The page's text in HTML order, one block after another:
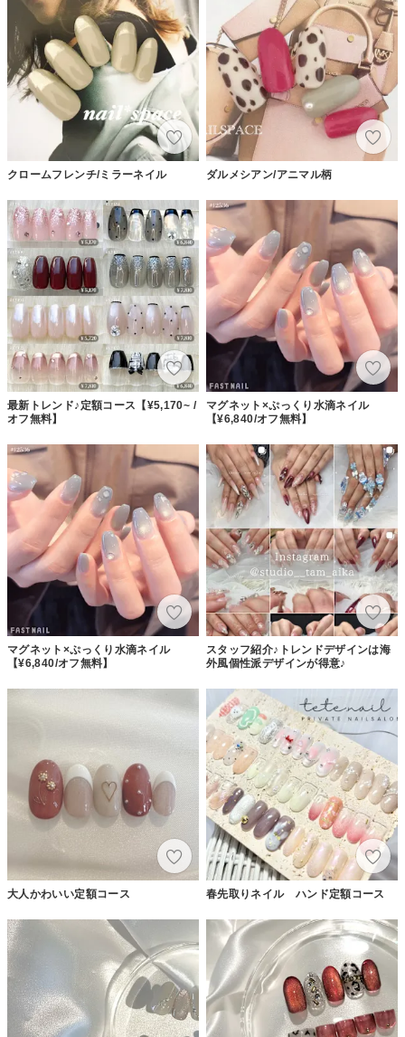
クロームフレンチ/ミラーネイル ダルメシアン/アニマル柄
最新トレンド♪定額コース【¥5,170~ /
オフ無料】
マグネット×ぷっくり水滴ネイル
【¥6,840/オフ無料】
マグネット×ぷっくり水滴ネイル
【¥6,840/オフ無料】
スタッフ紹介♪トレンドデザインは海
外風個性派デザインが得意♪
大人かわいい定額コース 春先取りネイル ハンド定額コース